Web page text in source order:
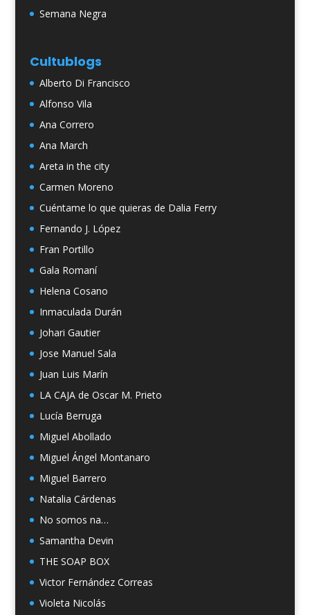
Semana Negra
Cultublogs
Alberto Di Francisco
Alfonso Vila
Ana Correro
Ana March
Areta in the city
Carmen Moreno
Cuéntame lo que quieras de Dalia Ferry
Fernando J. López
Fran Portillo
Gala Romaní
Helena Cosano
Inmaculada Durán
Johari Gautier
Jose Manuel Sala
Juan Luis Marín
LA CAJA de Oscar M. Prieto
Lucía Berruga
Miguel Abollado
Miguel Ángel Montanaro
Miguel Barrero
Natalia Cárdenas
No somos na…
Samantha Devin
THE SOAP BOX
Victor Fernández Correas
Violeta Nicolás